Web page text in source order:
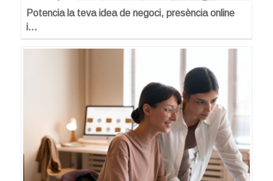
Potencia la teva idea de negoci, presència online
i…